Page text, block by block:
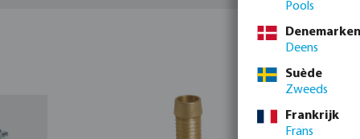
Pools
Denemarken
Deens
Suède
Zweeds
Frankrijk
Frans